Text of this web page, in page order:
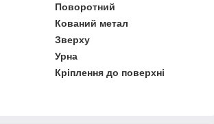
Поворотний
Кований метал
Зверху
Урна
Кріплення до поверхні